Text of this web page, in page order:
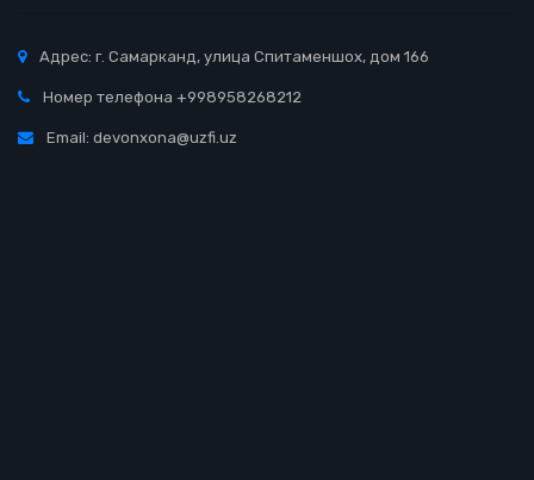
Адрес: г. Самарканд, улица Спитаменшох, дом 166
Номер телефона +998958268212
Email: devonxona@uzfi.uz